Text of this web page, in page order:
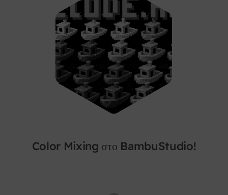
Color Mixing στο BambuStudio!